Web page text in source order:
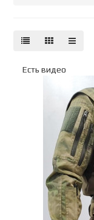
Есть видео